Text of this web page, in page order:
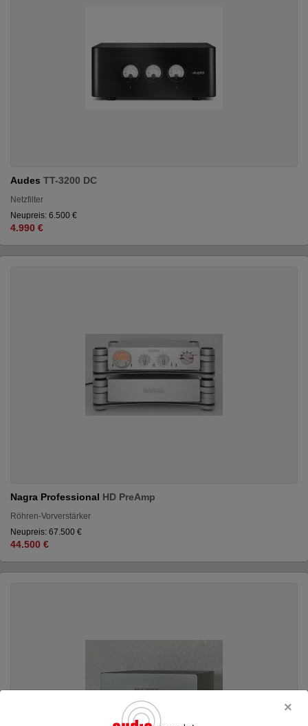
Audes TT-3200 DC
Netzfilter
Neupreis: 6.500 €
4.990 €
Nagra Professional HD PreAmp
Röhren-Vorverstärker
Neupreis: 67.500 €
44.500 €